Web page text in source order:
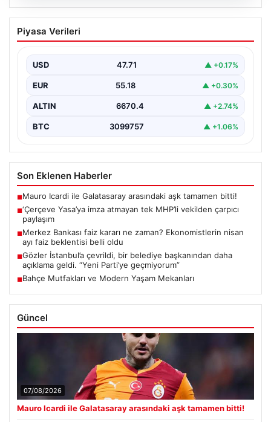
06.08.2026
‘Çerçeve Yasa’ya imza atmayan tek
MHP’li vekilden çarpıcı paylaşım
Piyasa Verileri
USD 47.71 ▲ +0.17%
EUR 55.18 ▲ +0.30%
ALTIN 6670.4 ▲ +2.74%
BTC 3099757 ▲ +1.06%
Son Eklenen Haberler
■Mauro Icardi ile Galatasaray arasındaki aşk tamamen bitti!
■‘Çerçeve Yasa’ya imza atmayan tek MHP’li vekilden çarpıcı
paylaşım
■Merkez Bankası faiz kararı ne zaman? Ekonomistlerin nisan
ayı faiz beklentisi belli oldu
■Gözler İstanbul’a çevrildi, bir belediye başkanından daha
açıklama geldi. “Yeni Parti’ye geçmiyorum”
■Bahçe Mutfakları ve Modern Yaşam Mekanları
Güncel
07/08/2026
Mauro Icardi ile Galatasaray arasındaki aşk tamamen bitti!